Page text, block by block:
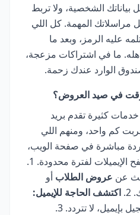
الشخصية، ولا تربط
مراسلاتك المهمة. كل اللي
عليه الرمز، وبعد ما
ما في اشتراكات مزعجة،
الوارد عندك زحمة.
في صيد العروض؟
كثيرة تقدم بريد
كم واحد، ومنهم اللي
مباشرة في صفحة الويب،
لفترة محدودة. 1.
عن عروض الطلاب أو
اكتشف الحاجة للإيميل:
لا تتردد. 3.